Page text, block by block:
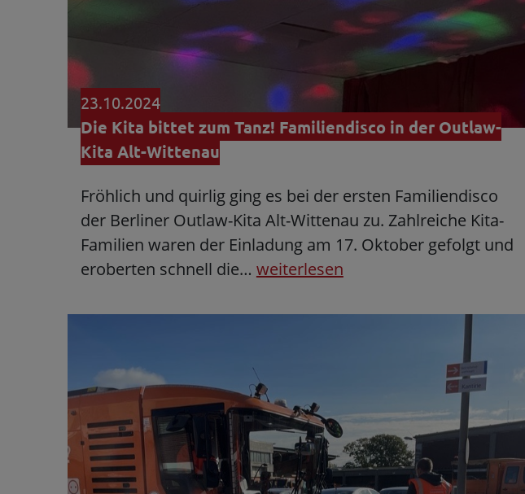
23.10.2024
Die Kita bittet zum Tanz! Familiendisco in der Outlaw-
Kita Alt-Wittenau
Fröhlich und quirlig ging es bei der ersten Familiendisco
der Berliner Outlaw-Kita Alt-Wittenau zu. Zahlreiche Kita-
Familien waren der Einladung am 17. Oktober gefolgt und
eroberten schnell die… weiterlesen